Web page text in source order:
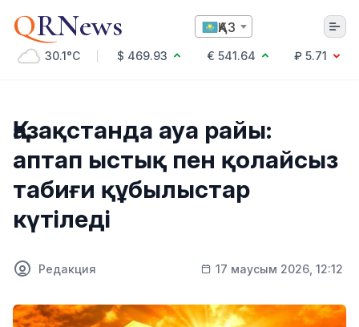
QRNews ҚАЗ
30.1°C $ 469.93 € 541.64
₽ 5.71
Мәдениет
Саясат
Технология
Экономика
Қоғам
Білім және Ғылым
Спорт
Ауа райы
Қазақстанда ауа райы:
аптап ыстық пен қолайсыз
табиғи құбылыстар
күтіледі
Редакция 17 маусым 2026, 12:12